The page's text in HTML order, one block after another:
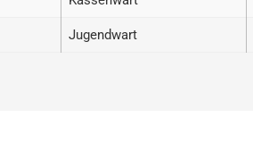
Jugendwart